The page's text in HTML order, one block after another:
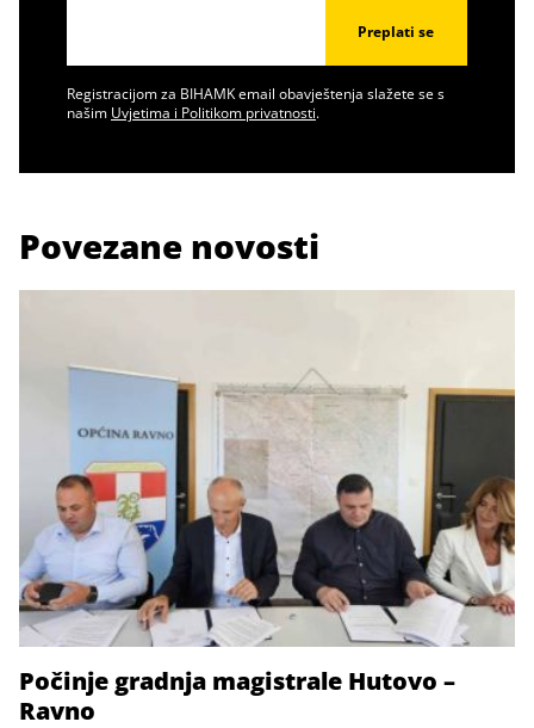
Preplati se
Registracijom za BIHAMK email obavještenja slažete se s
našim Uvjetima i Politikom privatnosti.
Povezane novosti
Počinje gradnja magistrale Hutovo –
Ravno